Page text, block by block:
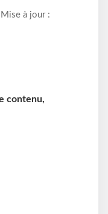
à jour :
contenu,